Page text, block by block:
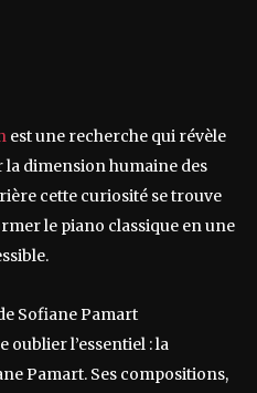
est une recherche qui révèle
dimension humaine des
cette curiosité se trouve
le piano classique en une
Sofiane Pamart
l’essentiel : la
Pamart. Ses compositions,